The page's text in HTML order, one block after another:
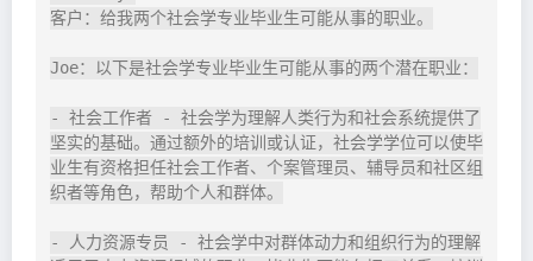
客户：给我两个社会学专业毕业生可能从事的职业。
Joe：以下是社会学专业毕业生可能从事的两个潜在职业：
- 社会工作者 - 社会学为理解人类行为和社会系统提供了
坚实的基础。通过额外的培训或认证，社会学学位可以使毕
业生有资格担任社会工作者、个案管理员、辅导员和社区组
织者等角色，帮助个人和群体。
- 人力资源专员 - 社会学中对群体动力和组织行为的理解